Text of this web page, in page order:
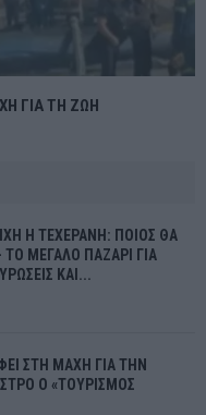
ΓΙΑ ΤΗ ΖΩΗ
Η ΤΕΧΕΡΑΝΗ: ΠΟΙΟΣ ΘΑ
ΤΟ ΜΕΓΑΛΟ ΠΑΖΑΡΙ ΓΙΑ
ΚΑΙ...
ΣΤΗ ΜΑΧΗ ΓΙΑ ΤΗΝ
Ο «ΤΟΥΡΙΣΜΟΣ